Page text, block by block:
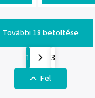
További 18 betöltése
1
3
Fel